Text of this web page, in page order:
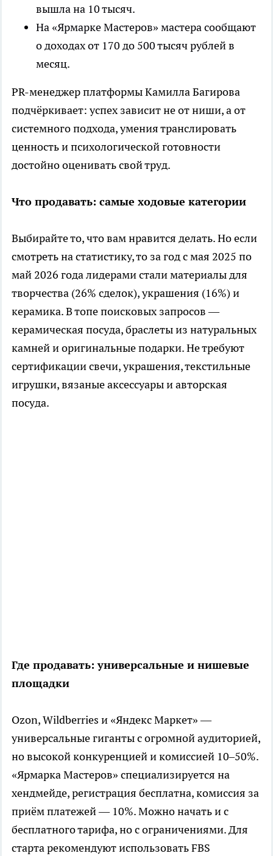
вышла на 10 тысяч.
На «Ярмарке Мастеров» мастера сообщают
о доходах от 170 до 500 тысяч рублей в
месяц.
PR-менеджер платформы Камилла Багирова
подчёркивает: успех зависит не от ниши, а от
системного подхода, умения транслировать
ценность и психологической готовности
достойно оценивать свой труд.
Что продавать: самые ходовые категории
Выбирайте то, что вам нравится делать. Но если
смотреть на статистику, то за год с мая 2025 по
май 2026 года лидерами стали материалы для
творчества (26% сделок), украшения (16%) и
керамика. В топе поисковых запросов —
керамическая посуда, браслеты из натуральных
камней и оригинальные подарки. Не требуют
сертификации свечи, украшения, текстильные
игрушки, вязаные аксессуары и авторская
посуда.
Где продавать: универсальные и нишевые
площадки
Ozon, Wildberries и «Яндекс Маркет» —
универсальные гиганты с огромной аудиторией,
но высокой конкуренцией и комиссией 10–50%.
«Ярмарка Мастеров» специализируется на
хендмейде, регистрация бесплатна, комиссия за
приём платежей — 10%. Можно начать и с
бесплатного тарифа, но с ограничениями. Для
старта рекомендуют использовать FBS